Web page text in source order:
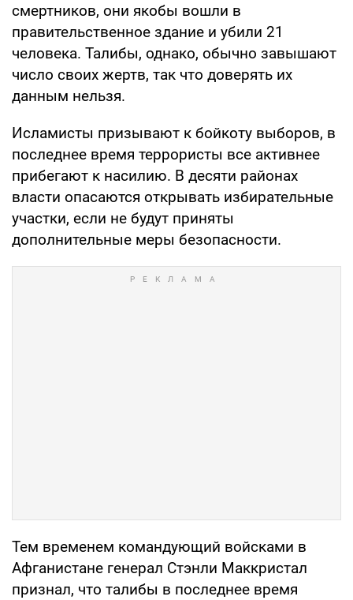
смертников, они якобы вошли в
правительственное здание и убили 21
человека. Талибы, однако, обычно завышают
число своих жертв, так что доверять их
данным нельзя.
Исламисты призывают к бойкоту выборов, в
последнее время террористы все активнее
прибегают к насилию. В десяти районах
власти опасаются открывать избирательные
участки, если не будут приняты
дополнительные меры безопасности.
Тем временем командующий войсками в
Афганистане генерал Стэнли Маккристал
признал, что талибы в последнее время